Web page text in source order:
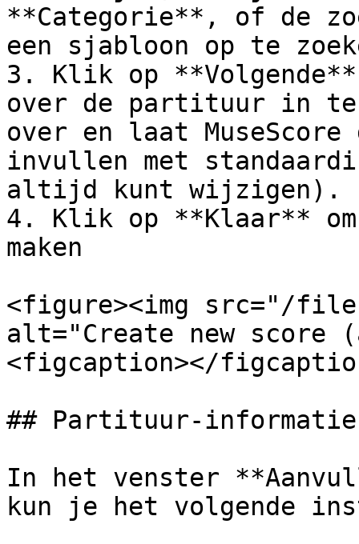
**Categorie**, of de
een sjabloon op te
3. Klik op
over de partituur in
over en laat
invullen met
altijd kunt wijzigen).
4. Klik op **Klaar**
maken
<figure><img src="/files/
alt="Create new score
<figcaption></
## Partituur-
In het venster
kun je het volgende